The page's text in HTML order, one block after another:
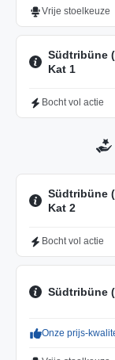
Vrije stoelkeuze
Südtribüne
Kat 1
Bocht vol actie
Südtribüne
Kat 2
Bocht vol actie
Südtribüne
Onze prijs-